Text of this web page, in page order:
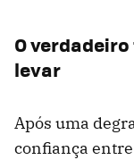
O
levar
Após uma
confiança